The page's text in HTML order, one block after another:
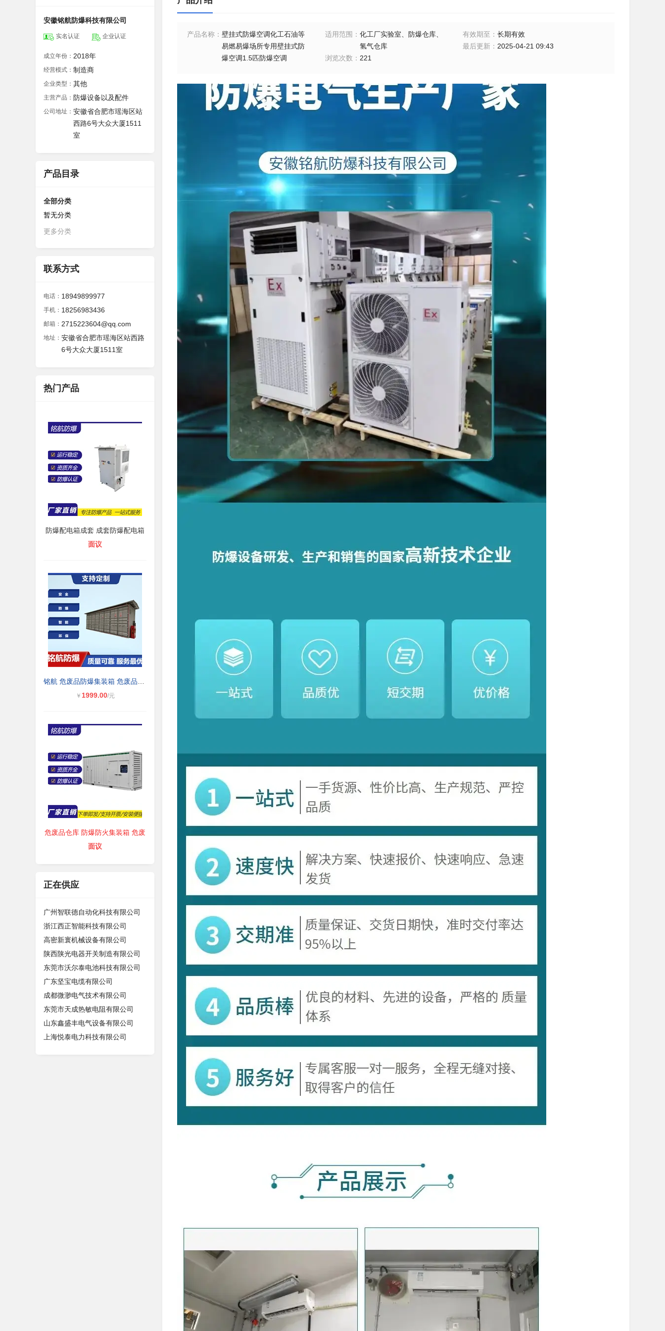
安徽铭航防爆科技有限公司
实名认证 企业认证
成立年份： 2018年
经营模式： 制造商
企业类型： 其他
主营产品： 防爆设备以及配件
公司地址： 安徽省合肥市瑶海区站
西路6号大众大厦1511
室
产品目录
全部分类
暂无分类
更多分类
联系方式
电话： 18949899977
手机： 18256983436
邮箱： 2715223604@qq.com
地址： 安徽省合肥市瑶海区站西路
6号大众大厦1511室
热门产品
防爆配电箱成套 成套防爆配电箱
面议
￥ 1999.00/元
危废品仓库 防爆防火集装箱 危废
面议
正在供应
广州智联德自动化科技有限公司
浙江西正智能科技有限公司
高密新寰机械设备有限公司
陕西陕光电器开关制造有限公司
东莞市沃尔泰电池科技有限公司
广东坚宝电缆有限公司
成都微渺电气技术有限公司
东莞市天成热敏电阻有限公司
山东鑫盛丰电气设备有限公司
上海悦泰电力科技有限公司
产品名称 ： 壁挂式防爆空调化工石油等
易燃易爆场所专用壁挂式防
爆空调1.5匹防爆空调
适用范围 ： 化工厂实验室、防爆仓库、
氢气仓库
有效期至 ：长期有效
最后更新 ： 2025-04-21 09:43
浏览次数 ： 221